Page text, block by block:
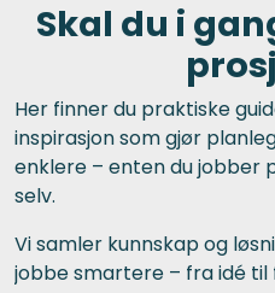
Skal du i
Her finner du praktiske
inspirasjon som gjør
enklere – enten du jobber
selv.
Vi samler kunnskap og
jobbe smartere – fra idé til